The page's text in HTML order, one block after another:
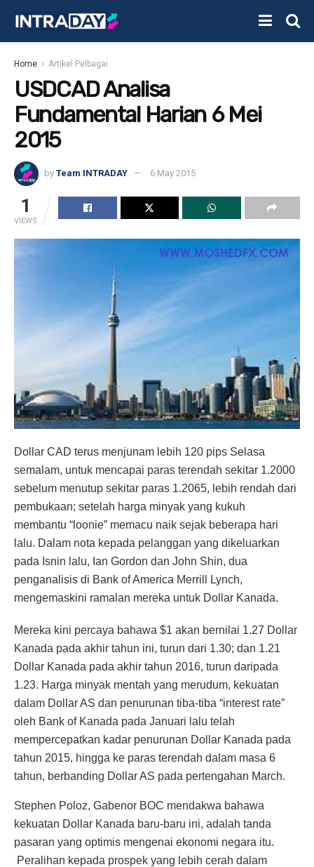
Home Artikel Pelbagai
USDCAD Analisa
Fundamental Harian 6 Mei
2015
by Team INTRADAY 6 May 2015
1
VIEWS
Dollar CAD terus menjunam lebih 120 pips Selasa
semalam, untuk mencapai paras terendah sekitar 1.2000
sebelum menutup sekitar paras 1.2065, lebih rendah dari
pembukaan; setelah harga minyak yang kukuh
membantu “loonie” memacu naik sejak beberapa hari
lalu. Dalam nota kepada pelanggan yang dikeluarkan
pada Isnin lalu, Ian Gordon dan John Shin, dua
penganalisis di Bank of America Merrill Lynch,
mengemaskini ramalan mereka untuk Dollar Kanada.
Mereka kini percaya bahawa $1 akan bernilai 1.27 Dollar
Kanada pada akhir tahun ini, turun dari 1.30; dan 1.21
Dollar Kanada pada akhir tahun 2016, turun daripada
1.23. Harga minyak mentah yang merudum, kekuatan
dalam Dollar AS dan penurunan tiba-tiba “interest rate”
oleh Bank of Kanada pada Januari lalu telah
mempercepatkan kadar penurunan Dollar Kanada pada
tahun 2015, hingga ke paras terendah dalam masa 6
tahun, berbanding Dollar AS pada pertengahan March.
Stephen Poloz, Gabenor BOC mendakwa bahawa
kekuatan Dollar Kanada baru-baru ini, adalah tanda
pasaran yang optimis mengenai ekonomi negara itu.
Peralihan kepada prospek yang lebih cerah dalam